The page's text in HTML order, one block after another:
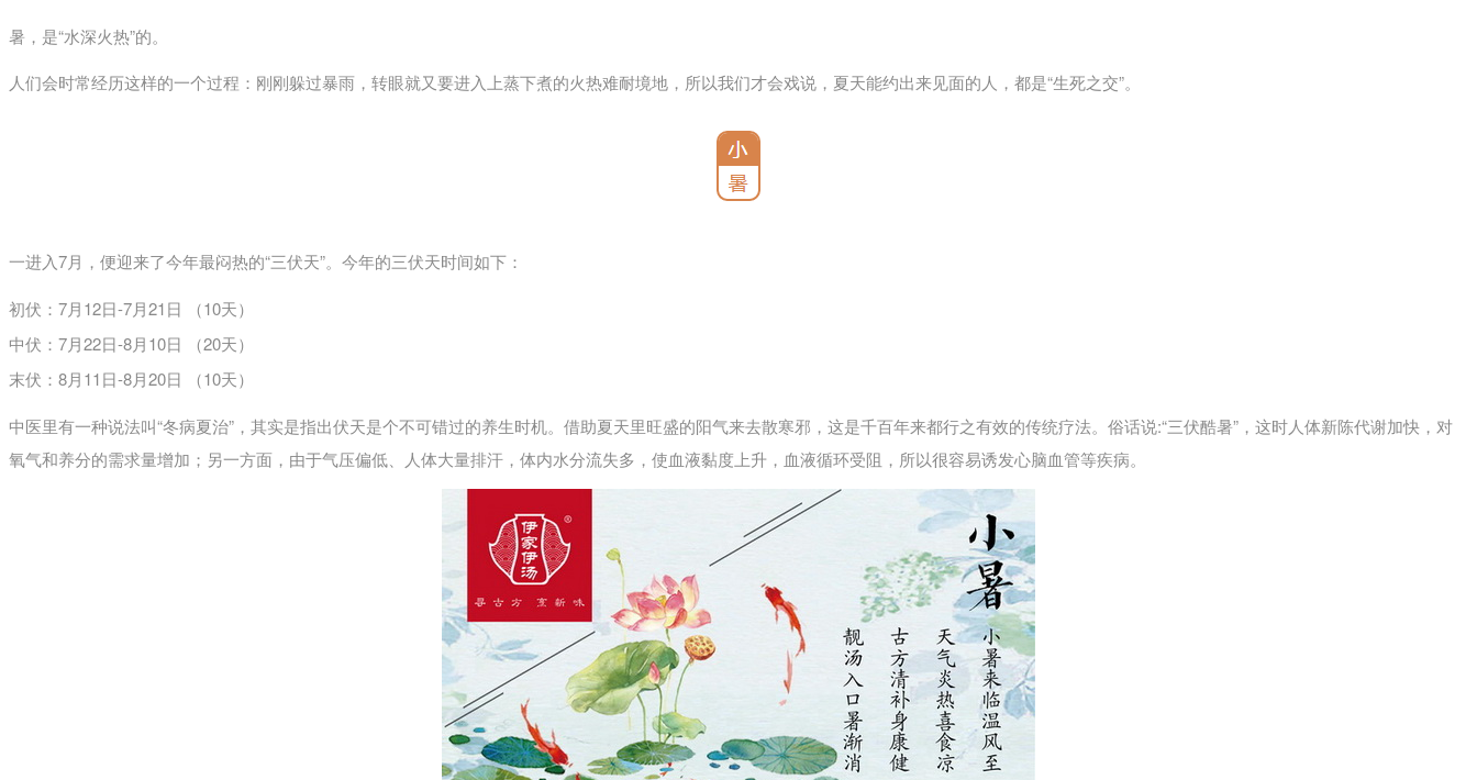
暑，是“水深火热”的。
人们会时常经历这样的一个过程：刚刚躲过暴雨，转眼就又要进入上蒸下煮的火热难耐境地，所以我们才会戏说，夏天能约出来见面的人，都是“生死之交”。
一进入7月，便迎来了今年最闷热的“三伏天”。今年的三伏天时间如下：
初伏：7月12日-7月21日 （10天）
中伏：7月22日-8月10日 （20天）
末伏：8月11日-8月20日 （10天）
中医里有一种说法叫“冬病夏治”，其实是指出伏天是个不可错过的养生时机。借助夏天里旺盛的阳气来去散寒邪，这是千百年来都行之有效的传统疗法。俗话说:“三伏酷暑”，这时人体新陈代谢加快，对
氧气和养分的需求量增加；另一方面，由于气压偏低、人体大量排汗，体内水分流失多，使血液黏度上升，血液循环受阻，所以很容易诱发心脑血管等疾病。